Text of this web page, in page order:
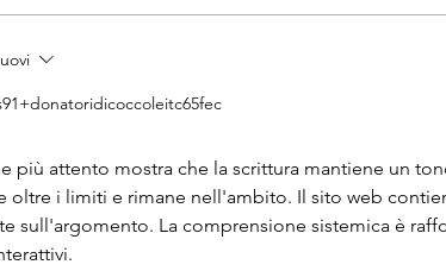
racconta la
più attento mostra che la scrittura mantiene un
oltre i limiti e rimane nell'ambito. Il sito web
sull'argomento. La comprensione sistemica è